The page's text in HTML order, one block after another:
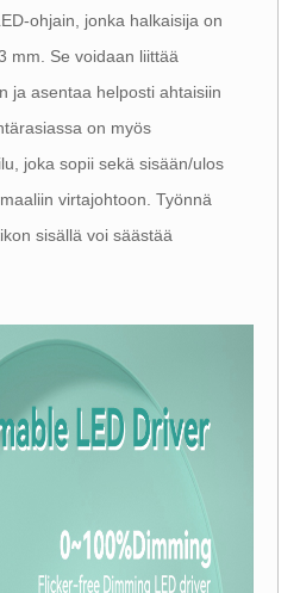
ohjain, jonka halkaisija on
mm. Se voidaan liittää
ja asentaa helposti ahtaisiin
on myös
joka sopii sekä sisään/ulos
virtajohtoon. Työnnä
sisällä voi säästää